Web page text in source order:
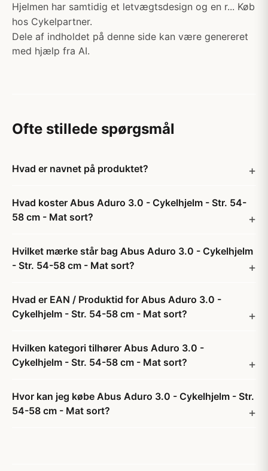
Hjelmen har samtidig et letvægtsdesign og en r... Køb
hos Cykelpartner.
Dele af indholdet på denne side kan være genereret
med hjælp fra AI.
Ofte stillede spørgsmål
Hvad er navnet på produktet?
Hvad koster Abus Aduro 3.0 - Cykelhjelm - Str. 54-
58 cm - Mat sort?
Hvilket mærke står bag Abus Aduro 3.0 - Cykelhjelm
- Str. 54-58 cm - Mat sort?
Hvad er EAN / Produktid for Abus Aduro 3.0 -
Cykelhjelm - Str. 54-58 cm - Mat sort?
Hvilken kategori tilhører Abus Aduro 3.0 -
Cykelhjelm - Str. 54-58 cm - Mat sort?
Hvor kan jeg købe Abus Aduro 3.0 - Cykelhjelm - Str.
54-58 cm - Mat sort?